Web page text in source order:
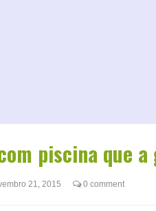
piscina que
21, 2015 0 comment